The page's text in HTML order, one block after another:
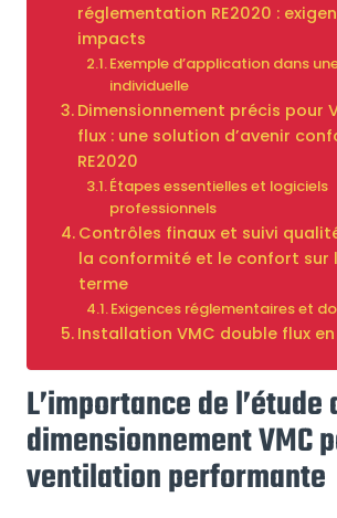
réglementation RE2020 :
impacts
Exemple d’application dans
individuelle
Dimensionnement précis pour
flux : une solution d’avenir
RE2020
Étapes essentielles et logiciels
professionnels
Contrôles finaux et suivi
la conformité et le confort sur
terme
Exigences réglementaires et
Installation VMC double flux
L’importance de l’étude
dimensionnement VMC
ventilation performante